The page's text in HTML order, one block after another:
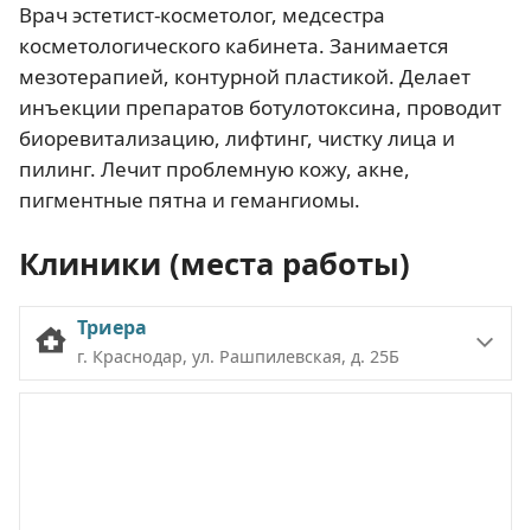
Врач эстетист-косметолог, медсестра
косметологического кабинета. Занимается
мезотерапией, контурной пластикой. Делает
инъекции препаратов ботулотоксина, проводит
биоревитализацию, лифтинг, чистку лица и
пилинг. Лечит проблемную кожу, акне,
пигментные пятна и гемангиомы.
Клиники (места работы)
Триера
г. Краснодар, ул. Рашпилевская, д. 25Б